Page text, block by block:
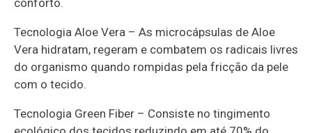
Tecnologia Aloe Vera – As microcápsulas de Aloe
Vera hidratam, regeram e combatem os radicais livres
do organismo quando rompidas pela fricção da pele
com o tecido.
Tecnologia Green Fiber – Consiste no tingimento